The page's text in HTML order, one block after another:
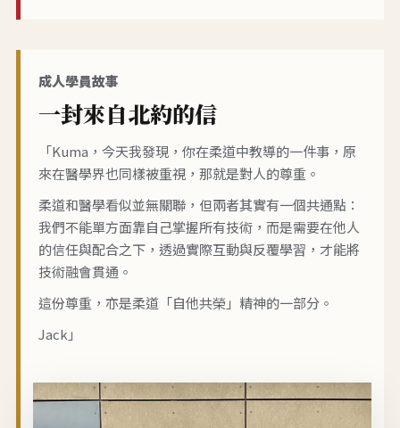
成人學員故事
一封來自北約的信
「Kuma，今天我發現，你在柔道中教導的一件事，原
來在醫學界也同樣被重視，那就是對人的尊重。
柔道和醫學看似並無關聯，但兩者其實有一個共通點：
我們不能單方面靠自己掌握所有技術，而是需要在他人
的信任與配合之下，透過實際互動與反覆學習，才能將
技術融會貫通。
這份尊重，亦是柔道「自他共榮」精神的一部分。
Jack」